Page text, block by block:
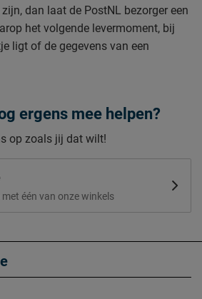
dan laat de PostNL bezorger een
het volgende levermoment, bij
ligt of de gegevens van een
ergens mee helpen?
op zoals jij dat wilt!
één van onze winkels